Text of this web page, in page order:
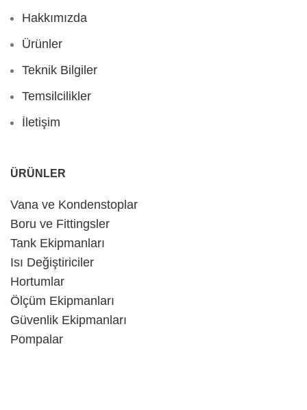
Hakkımızda
Ürünler
Teknik Bilgiler
Temsilcilikler
İletişim
ÜRÜNLER
Vana ve Kondenstoplar
Boru ve Fittingsler
Tank Ekipmanları
Isı Değiştiriciler
Hortumlar
Ölçüm Ekipmanları
Güvenlik Ekipmanları
Pompalar